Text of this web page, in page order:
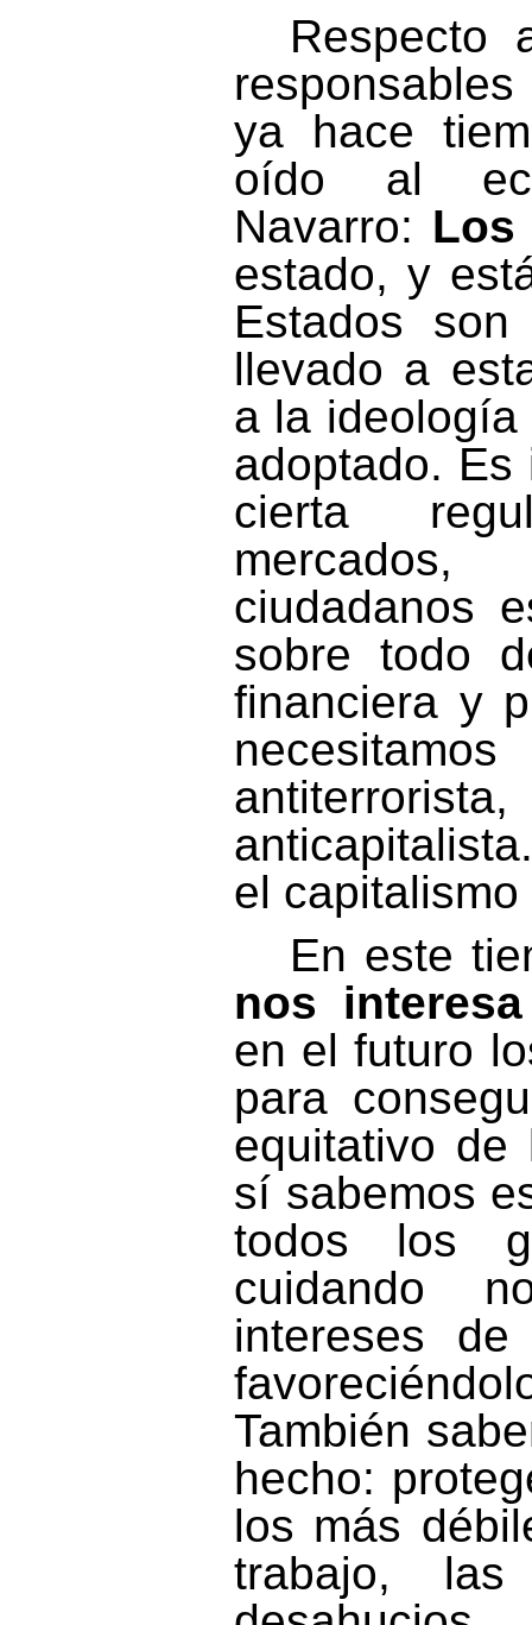
Respecto
ya hace
oído al
Navarro: Los
estado, y
Estados
llevado a
a la
adoptado. Es
cierta
ciudadanos
sobre todo
financiera y
el
En este
nos
en el futuro
para
equitativo de
sí sabemos
todos los
cuidando
intereses
También
hecho:
los más
trabajo, las